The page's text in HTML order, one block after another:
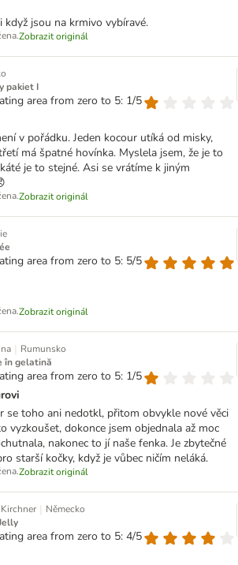
když jsou na krmivo vybíravé.
Zobrazit originál
pakiet I
area from zero to 5: 1/5
v pořádku. Jeden kocour utíká od misky,
má špatné hovínka. Myslela jsem, že je to
je to stejné. Asi se vrátíme k jiným
Zobrazit originál
area from zero to 5: 5/5
Zobrazit originál
| Rumunsko
în gelatină
area from zero to 5: 1/5
se toho ani nedotkl, přitom obvykle nové věci
vyzkoušet, dokonce jsem objednala až moc
nakonec to jí naše fenka. Je zbytečné
starší kočky, když je vůbec ničím neláká.
Zobrazit originál
| Německo
area from zero to 5: 4/5